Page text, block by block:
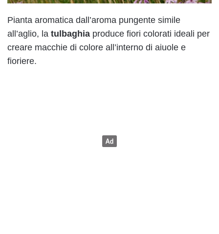
Pianta aromatica dall’aroma pungente simile
all’aglio, la tulbaghia produce fiori colorati ideali per
creare macchie di colore all’interno di aiuole e
fioriere.